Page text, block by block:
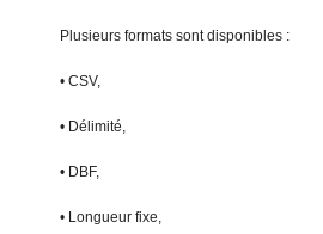
Plusieurs formats sont disponibles :
• CSV,
• Délimité,
• DBF,
• Longueur fixe,